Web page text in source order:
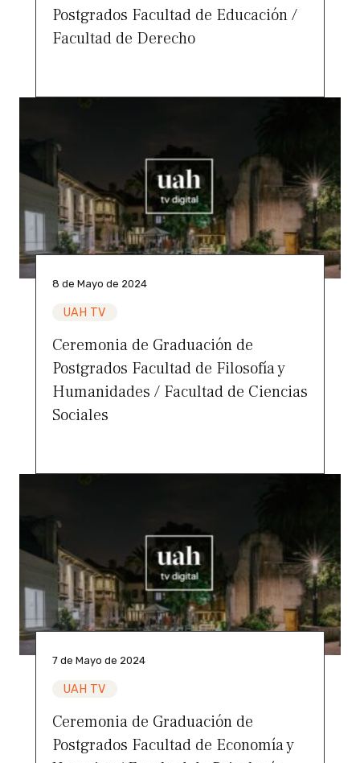
Postgrados Facultad de Educación /
Facultad de Derecho
8 de Mayo de 2024
UAH TV
Ceremonia de Graduación de
Postgrados Facultad de Filosofía y
Humanidades / Facultad de Ciencias
Sociales
7 de Mayo de 2024
UAH TV
Ceremonia de Graduación de
Postgrados Facultad de Economía y